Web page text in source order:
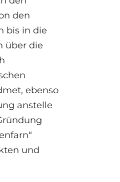
den
bis in die
über die
ebenso
anstelle
und